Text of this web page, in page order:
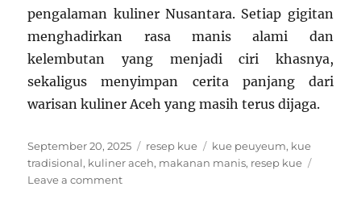
pengalaman kuliner Nusantara. Setiap gigitan
menghadirkan rasa manis alami dan
kelembutan yang menjadi ciri khasnya,
sekaligus menyimpan cerita panjang dari
warisan kuliner Aceh yang masih terus dijaga.
Posted
on
September 20, 2025 Categories
resep kue Tags
kue peuyeum, kue
tradisional, kuliner aceh, makanan manis, resep kue
Leave a commenton